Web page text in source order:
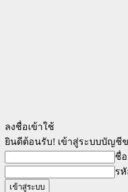
ลงชื่อเข้าใช้
ยินดีต้อนรับ! เข้าสู่ระบบบัญชี
ชื่
ร